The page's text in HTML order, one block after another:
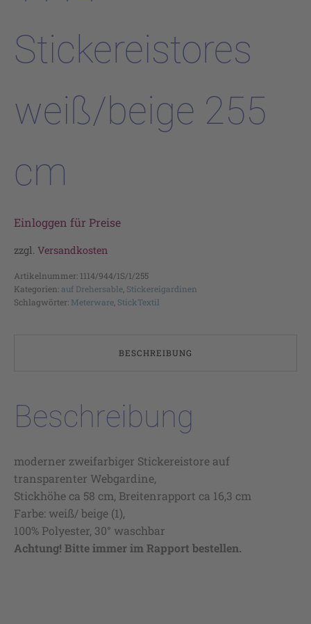
Stickereistores
weiß/beige 255
cm
Einloggen für Preise
zzgl. Versandkosten
Artikelnummer: 1114/944/1S/1/255
Kategorien: auf Drehersable, Stickereigardinen
Schlagwörter: Meterware, StickTextil
BESCHREIBUNG
Beschreibung
moderner zweifarbiger Stickereistore auf
transparenter Webgardine,
Stickhöhe ca 58 cm, Breitenrapport ca 16,3 cm
Farbe: weiß/ beige (1),
100% Polyester, 30° waschbar
Achtung! Bitte immer im Rapport bestellen.